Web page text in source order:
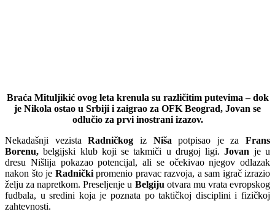
Braća Mituljikić ovog leta krenula su različitim putevima – dok
je Nikola ostao u Srbiji i zaigrao za OFK Beograd, Jovan se
odlučio za prvi inostrani izazov.
Nekadašnji vezistaRadničkog iz Niša potpisao je za Frans
Borenu, belgijski klub koji se takmiči u drugoj ligi.Jovan je u
dresu Nišlija pokazao potencijal, ali se očekivao njegov odlazak
nakon što je Radničkipromenio pravac razvoja, a sam igrač izrazio
želju za napretkom. Preseljenje u Belgiju otvara mu vrata evropskog
fudbala, u sredini koja je poznata po taktičkoj disciplini i fizičkoj
zahtevnosti.